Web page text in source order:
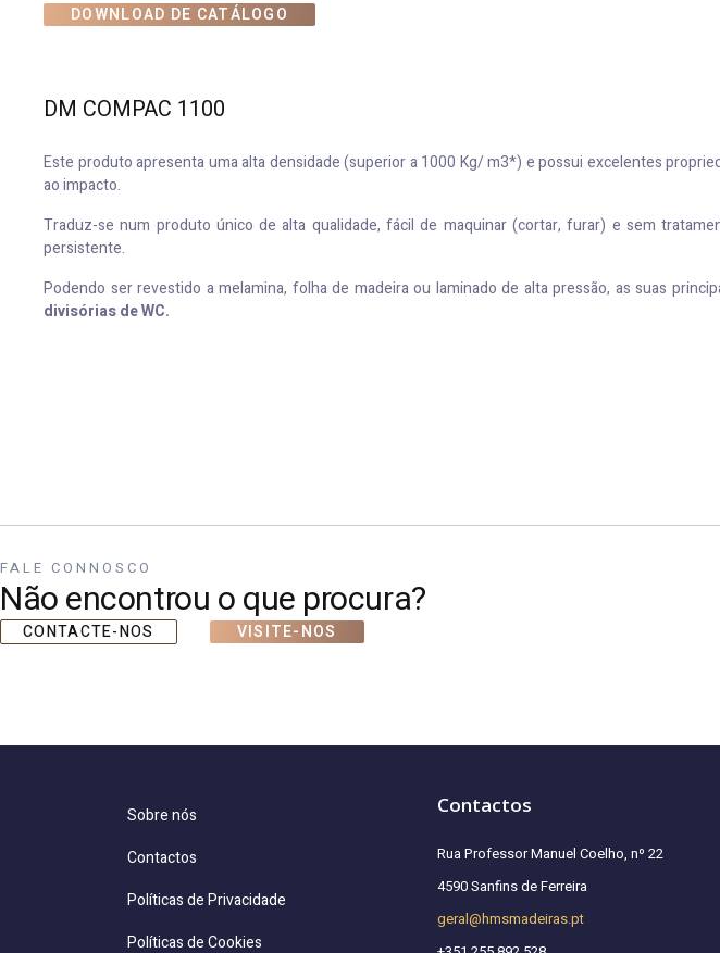
DOWNLOAD DE CATÁLOGO
DM COMPAC 1100
Este produto apresenta uma alta densidade (superior a 1000 Kg/ m3*) e possui excelentes
ao impacto.
Traduz-se num produto único de alta qualidade, fácil de maquinar (cortar, furar) e sem
persistente.
Podendo ser revestido a melamina, folha de madeira ou laminado de alta pressão, as suas
divisórias de WC.
FALE CONNOSCO
Não encontrou o que procura?
CONTACTE-NOS VISITE-NOS
Sobre nós
Contactos
Políticas de Privacidade
Políticas de Cookies
Contactos
Rua Professor Manuel Coelho, nº 22
4590 Sanfins de Ferreira
geral@hmsmadeiras.pt